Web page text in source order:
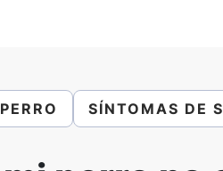
SÍNTOMAS DE